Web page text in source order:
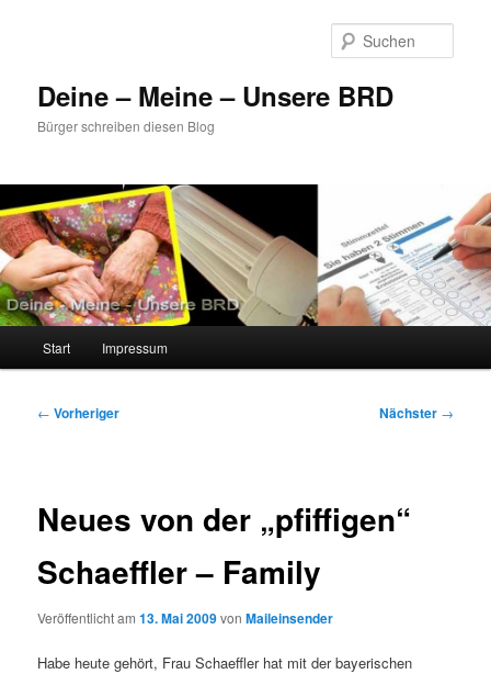
Deine – Meine – Unsere BRD
Bürger schreiben diesen Blog
Start Impressum
Beitragsnavigation
← Vorheriger Nächster →
Neues von der „pfiffigen“
Schaeffler – Family
Veröffentlicht am13. Mai 2009vonMaileinsender
Habe heute gehört, Frau Schaeffler hat mit der bayerischen